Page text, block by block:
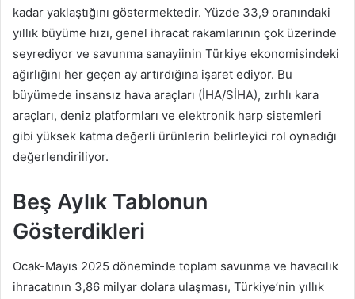
kadar yaklaştığını göstermektedir. Yüzde 33,9 oranındaki
yıllık büyüme hızı, genel ihracat rakamlarının çok üzerinde
seyrediyor ve savunma sanayiinin Türkiye ekonomisindeki
ağırlığını her geçen ay artırdığına işaret ediyor. Bu
büyümede insansız hava araçları (İHA/SİHA), zırhlı kara
araçları, deniz platformları ve elektronik harp sistemleri
gibi yüksek katma değerli ürünlerin belirleyici rol oynadığı
değerlendiriliyor.
Beş Aylık Tablonun
Gösterdikleri
Ocak-Mayıs 2025 döneminde toplam savunma ve havacılık
ihracatının 3,86 milyar dolara ulaşması, Türkiye’nin yıllık